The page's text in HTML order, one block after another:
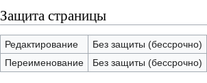
Защита страницы
Редактирование
Без защиты (бессрочно)
Переименование
Без защиты (бессрочно)